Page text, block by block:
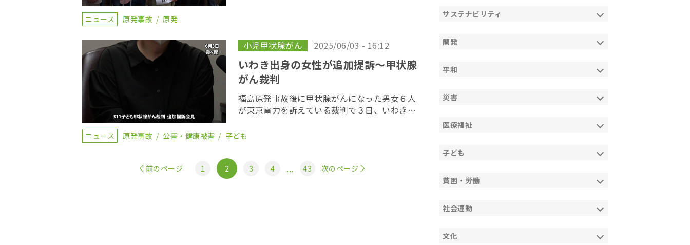
陣に１３兆 […]
ニュース 原発事故 原発
小児甲状腺がん 2025/06/03 - 16:12
いわき出身の女性が追加提訴〜甲状腺
がん裁判
福島原発事故後に甲状腺がんになった男女６人
が東京電力を訴えている裁判で３日、いわき市
原告は７人となった。 女性は小学校６年生の時
ニュース 原発事故 公害・健康被害 子ども
前のページ 1 2 3 4 ... 43 次のページ
サステナビリティ
開発
平和
災害
医療福祉
子ども
貧困・労働
社会運動
文化